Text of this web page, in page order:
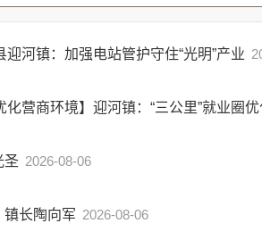
迎河镇：加强电站管护守住“光明”产业
化营商环境】迎河镇：“三公里”就业圈优
圣 2026-08-06
长陶向军 2026-08-06